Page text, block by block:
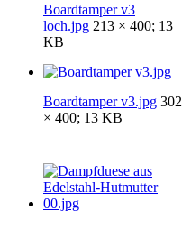
Boardtamper v3
loch.jpg 213 × 400; 13
KB
Boardtamper v3.jpg 302
× 400; 13 KB